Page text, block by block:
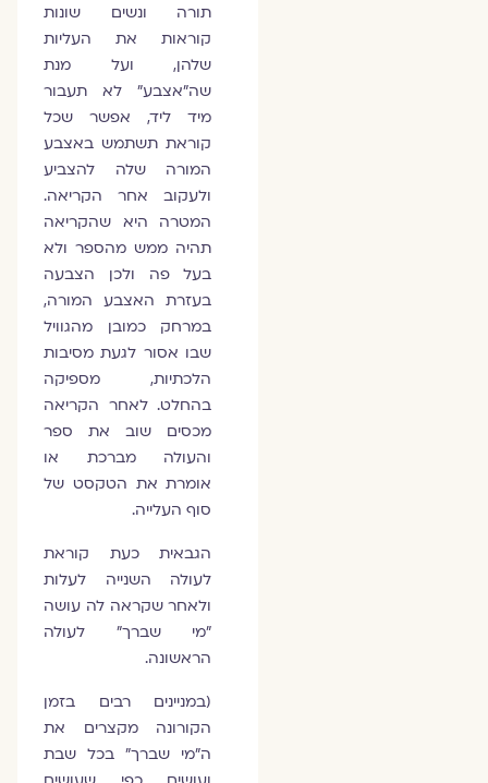
תורה ונשים שונות
קוראות את העליות
שלהן, ועל מנת
שה"אצבע" לא תעבור
מיד ליד, אפשר שכל
קוראת תשתמש באצבע
המורה שלה להצביע
ולעקוב אחר הקריאה.
המטרה היא שהקריאה
תהיה ממש מהספר ולא
בעל פה ולכן הצבעה
בעזרת האצבע המורה,
במרחק כמובן מהגוויל
שבו אסור לגעת מסיבות
הלכתיות, מספיקה
בהחלט. לאחר הקריאה
מכסים שוב את ספר
והעולה מברכת או
אומרת את הטקסט של
סוף העלייה.
הגבאית כעת קוראת
לעולה השנייה לעלות
ולאחר שקראה לה עושה
"מי שברך" לעולה
הראשונה.
(במניינים רבים בזמן
הקורונה מקצרים את
ה"מי שברך" בכל שבת